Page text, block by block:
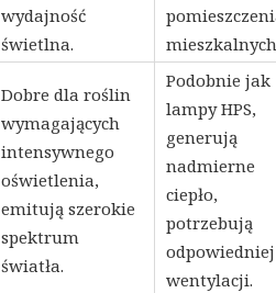
wydajność
świetlna.
Dobre dla roślin
wymagających
intensywnego
oświetlenia,
emitują szerokie
spektrum
światła.
Podobnie jak
lampy HPS,
generują
nadmierne
ciepło,
potrzebują
odpowiedniej
wentylacji.